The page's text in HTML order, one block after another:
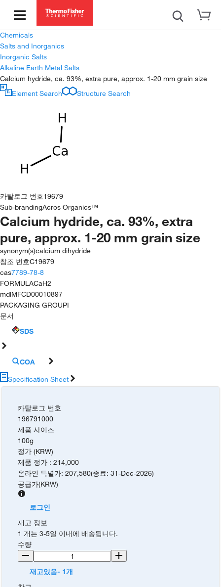
Chemicals
Salts and Inorganics
Inorganic Salts
Alkaline Earth Metal Salts
Calcium hydride, ca. 93%, extra pure, approx. 1-20 mm grain size
Element Search
Structure Search
카탈로그 번호19679
Sub-brandingAcros Organics™
Calcium hydride, ca. 93%, extra
pure, approx. 1-20 mm grain size
synonym(s)calcium dihydride
참조 번호C19679
cas7789-78-8
FORMULACaH2
mdlMFCD00010897
PACKAGING GROUPI
문서
SDS
COA
Specification Sheet
카탈로그 번호
196791000
제품 사이즈
100g
정가 (KRW)
제품 정가 :214,000
온라인 특별가:207,580(종료:31-Dec-2026)
공급가(KRW)
로그인
재고 정보
1 개는 3-5일 이내에 배송됩니다.
수량
재고있음- 1개